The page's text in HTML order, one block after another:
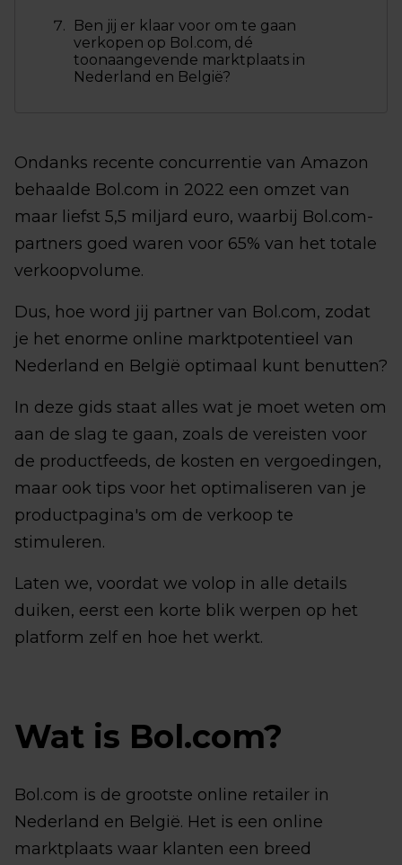
Ben jij er klaar voor om te gaan
verkopen op Bol.com, dé
toonaangevende marktplaats in
Nederland en België?
Ondanks recente concurrentie van Amazon
behaalde Bol.com in 2022 een omzet van
maar liefst 5,5 miljard euro, waarbij Bol.com-
partners goed waren voor 65% van het totale
verkoopvolume.
Dus, hoe word jij partner van Bol.com, zodat
je het enorme online marktpotentieel van
Nederland en België optimaal kunt benutten?
In deze gids staat alles wat je moet weten om
aan de slag te gaan, zoals de vereisten voor
de productfeeds, de kosten en vergoedingen,
maar ook tips voor het optimaliseren van je
productpagina's om de verkoop te
stimuleren.
Laten we, voordat we volop in alle details
duiken, eerst een korte blik werpen op het
platform zelf en hoe het werkt.
Wat is Bol.com?
Bol.com is de grootste online retailer in
Nederland en België. Het is een online
marktplaats waar klanten een breed